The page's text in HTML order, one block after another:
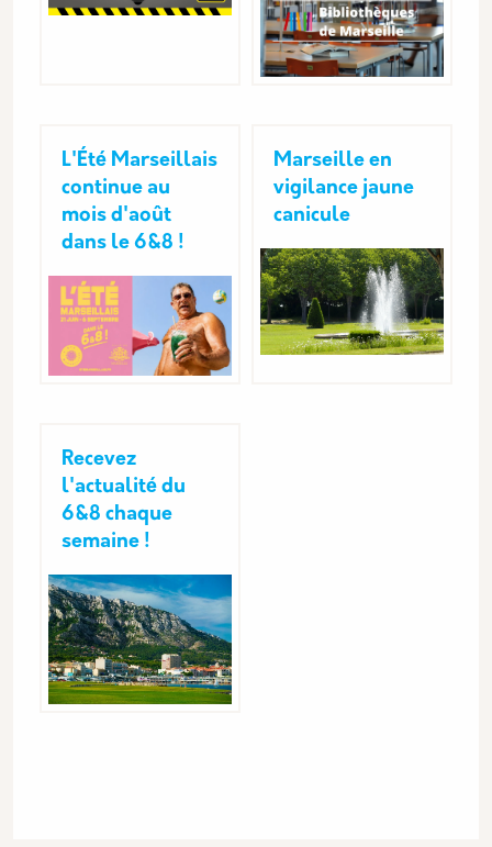
L'Été Marseillais
continue au
mois d'août
dans le 6&8 !
Marseille en
vigilance jaune
canicule
Recevez
l'actualité du
6&8 chaque
semaine !